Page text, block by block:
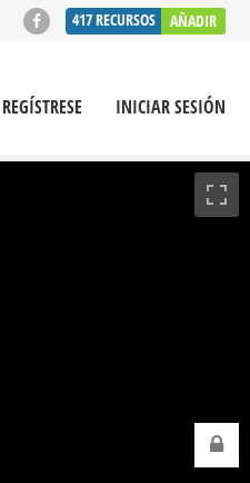
417RECURSOS AÑADIR
REGÍSTRESE INICIAR SESIÓN